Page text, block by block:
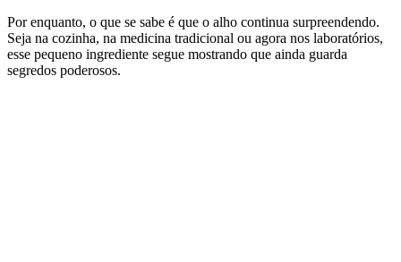
Por enquanto, o que se sabe é que o alho continua surpreendendo.
Seja na cozinha, na medicina tradicional ou agora nos laboratórios,
esse pequeno ingrediente segue mostrando que ainda guarda
segredos poderosos.